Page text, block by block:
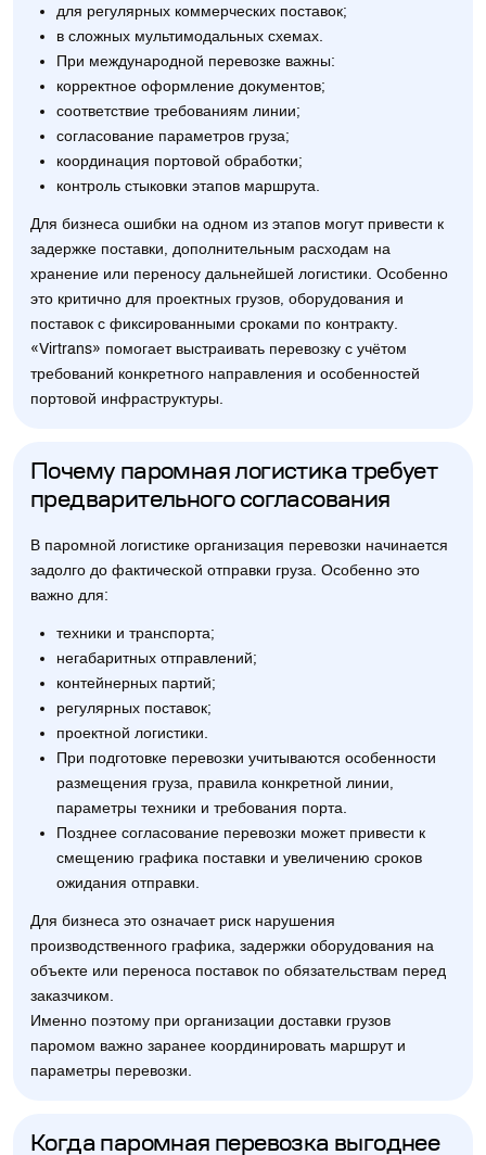
для регулярных коммерческих поставок;
в сложных мультимодальных схемах.
При международной перевозке важны:
корректное оформление документов;
соответствие требованиям линии;
согласование параметров груза;
координация портовой обработки;
контроль стыковки этапов маршрута.
Для бизнеса ошибки на одном из этапов могут привести к
задержке поставки, дополнительным расходам на
хранение или переносу дальнейшей логистики. Особенно
это критично для проектных грузов, оборудования и
поставок с фиксированными сроками по контракту.
«Virtrans» помогает выстраивать перевозку с учётом
требований конкретного направления и особенностей
портовой инфраструктуры.
Почему паромная логистика требует
предварительного согласования
В паромной логистике организация перевозки начинается
задолго до фактической отправки груза. Особенно это
важно для:
техники и транспорта;
негабаритных отправлений;
контейнерных партий;
регулярных поставок;
проектной логистики.
При подготовке перевозки учитываются особенности
размещения груза, правила конкретной линии,
параметры техники и требования порта.
Позднее согласование перевозки может привести к
смещению графика поставки и увеличению сроков
ожидания отправки.
Для бизнеса это означает риск нарушения
производственного графика, задержки оборудования на
объекте или переноса поставок по обязательствам перед
заказчиком.
Именно поэтому при организации доставки грузов
паромом важно заранее координировать маршрут и
параметры перевозки.
Когда паромная перевозка выгоднее